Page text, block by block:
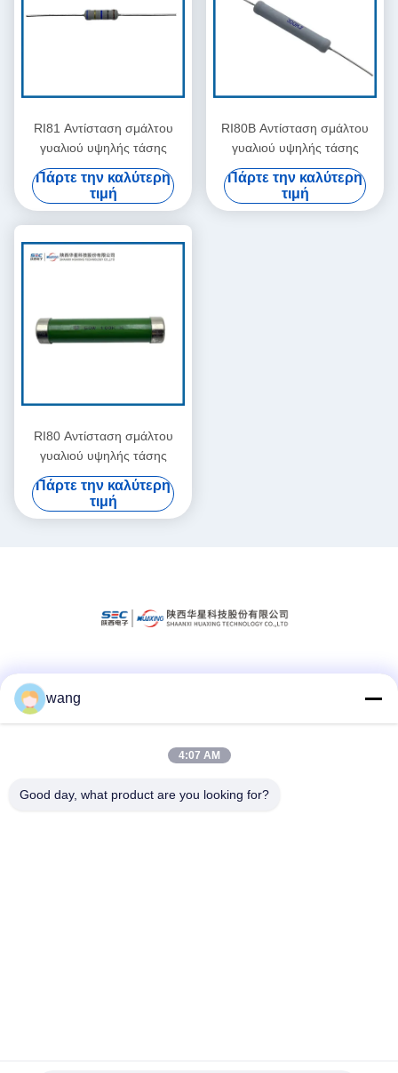
RI81 Αντίσταση σμάλτου
γυαλιού υψηλής τάσης
Πάρτε την καλύτερη
τιμή
RI80B Αντίσταση σμάλτου
γυαλιού υψηλής τάσης
Πάρτε την καλύτερη
τιμή
RI80 Αντίσταση σμάλτου
γυαλιού υψηλής τάσης
Πάρτε την καλύτερη
τιμή
Γρήγορη επικοινωνία
Τηλ.
wang
4:07 AM
Good day, what product are you looking for?